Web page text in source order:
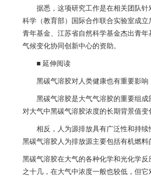
据悉，这项研究工作是在相关团队针
科学（教育部）国际合作联合实验室成
青年基金、江苏省自然科学基金杰出青
气候变化协同创新中心的资助。
■ 延伸阅读
黑碳气溶胶对人类健康也有重要影响
黑碳气溶胶是大气气溶胶的重要组成
对大气中黑碳气溶胶浓度的长期背景值变
相反，人为源排放具有广泛性和持续
黑碳气溶胶人为排放源主要包括有机燃
黑碳气溶胶在大气的各种化学和光化学
之十几，在大气中浓度一般也较低，但